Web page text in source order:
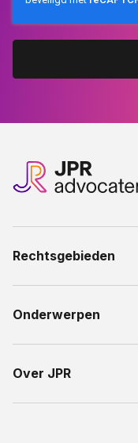
Rechtsgebieden
Onderwerpen
Over JPR